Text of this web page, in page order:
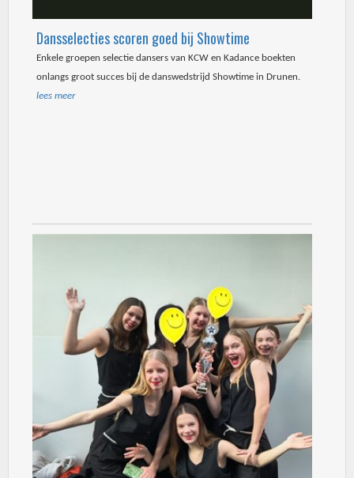
Dansselecties scoren goed bij Showtime
Enkele groepen selectie dansers van KCW en Kadance boekten
onlangs groot succes bij de danswedstrijd Showtime in Drunen.
lees meer